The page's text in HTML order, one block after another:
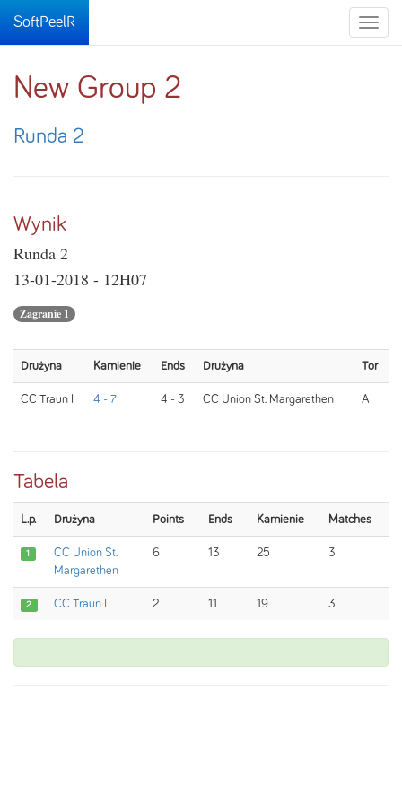
Toggle
SoftPeelR
New Group 2
Runda 2
Wynik
Runda 2
13-01-2018 - 12H07
Zagranie 1
Drużyna Kamienie Ends Drużyna Tor
CC Traun I 4 - 7 4 - 3 CC Union St. Margarethen A
Tabela
L.p. Drużyna Points Ends Kamienie Matches
1
CC Union St.
Margarethen
6 13 25 3
2 CC Traun I 2 11 19 3